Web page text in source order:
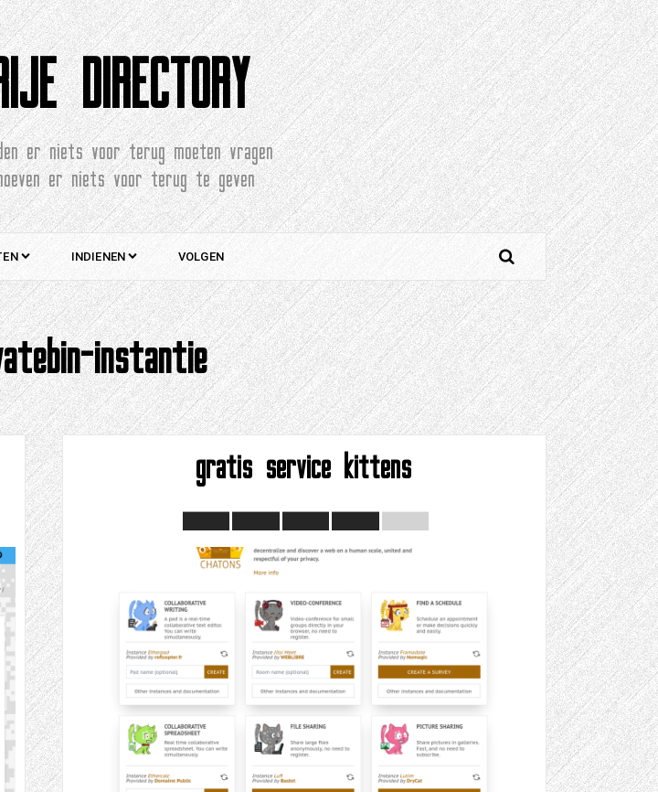
DIRECTORY
er niets voor terug moeten vragen
er niets voor terug te geven
INDIENEN VOLGEN
instantie
gratis service kittens